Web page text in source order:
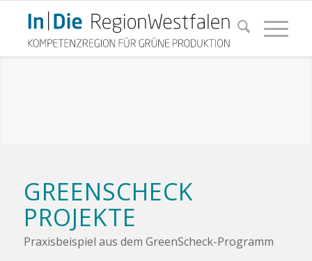
GREENSCHECK
PROJEKTE
Praxisbeispiel aus dem GreenScheck-Programm